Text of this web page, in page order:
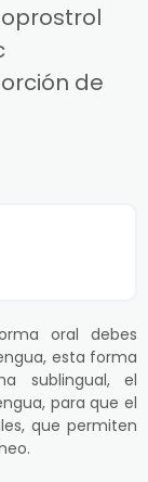
de
oral debes
esta forma
sublingual, el
para que el
que permiten